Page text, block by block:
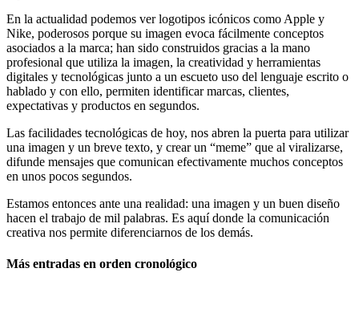
En la actualidad podemos ver logotipos icónicos como Apple y
Nike, poderosos porque su imagen evoca fácilmente conceptos
asociados a la marca; han sido construidos gracias a la mano
profesional que utiliza la imagen, la creatividad y herramientas
digitales y tecnológicas junto a un escueto uso del lenguaje escrito o
hablado y con ello, permiten identificar marcas, clientes,
expectativas y productos en segundos.
Las facilidades tecnológicas de hoy, nos abren la puerta para utilizar
una imagen y un breve texto, y crear un “meme” que al viralizarse,
difunde mensajes que comunican efectivamente muchos conceptos
en unos pocos segundos.
Estamos entonces ante una realidad: una imagen y un buen diseño
hacen el trabajo de mil palabras. Es aquí donde la comunicación
creativa nos permite diferenciarnos de los demás.
Más entradas en orden cronológico